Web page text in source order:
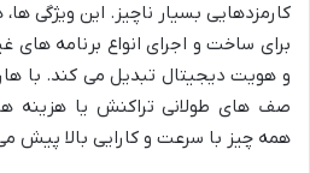
کارمزدهایی بسیار ناچیز. این ویژگی
برای ساخت و اجرای انواع برنامه های
و هویت دیجیتال تبدیل می کند. با
صف های طولانی تراکنش یا هزینه
همه چیز با سرعت و کارایی بالا پیش